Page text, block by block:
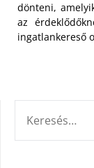
dönteni,
az
ingatlankereső